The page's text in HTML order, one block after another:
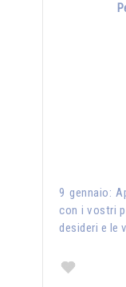
9 gennaio:
con i vostri
desideri e le